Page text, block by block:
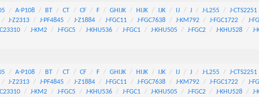
A-P108 BT CT CF F GHIJK HIJK IJK IJ J J-L255 J-CTS2251
J-Z2313 J-PF4845 J-Z1884 J-FGC11 J-FGC7638 J-KM792 J-FGC1722 J-
J-KM2 J-FGC5 J-KHU536 J-FGC1 J-KHU505 J-FGC2 J-KHU528 J-
A-P108 BT CT CF F GHIJK HIJK IJK IJ J J-L255 J-CTS2251
J-Z2313 J-PF4845 J-Z1884 J-FGC11 J-FGC7638 J-KM792 J-FGC1722 J-
J-KM2 J-FGC5 J-KHU536 J-FGC1 J-KHU505 J-FGC2 J-KHU528 J-